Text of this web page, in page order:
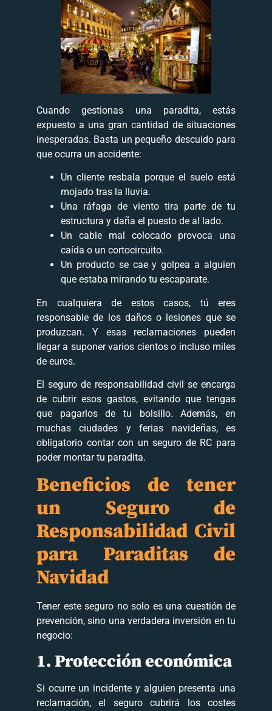
Cuando gestionas una paradita, estás
expuesto a una gran cantidad de situaciones
inesperadas. Basta un pequeño descuido para
que ocurra un accidente:
Un cliente resbala porque el suelo está
mojado tras la lluvia.
Una ráfaga de viento tira parte de tu
estructura y daña el puesto de al lado.
Un cable mal colocado provoca una
caída o un cortocircuito.
Un producto se cae y golpea a alguien
que estaba mirando tu escaparate.
En cualquiera de estos casos, tú eres
responsable de los daños o lesiones que se
produzcan. Y esas reclamaciones pueden
llegar a suponer varios cientos o incluso miles
de euros.
El seguro de responsabilidad civil se encarga
de cubrir esos gastos, evitando que tengas
que pagarlos de tu bolsillo. Además, en
muchas ciudades y ferias navideñas, es
obligatorio contar con un seguro de RC para
poder montar tu paradita.
Beneficios de tener
un Seguro de
Responsabilidad Civil
para Paraditas de
Navidad
Tener este seguro no solo es una cuestión de
prevención, sino una verdadera inversión en tu
negocio:
1. Protección económica
Si ocurre un incidente y alguien presenta una
reclamación, el seguro cubrirá los costes